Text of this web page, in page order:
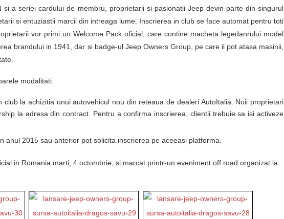
si a seriei cardului de membru, proprietarii si pasionatii Jeep devin parte din singurul
si entuziastii marcii din intreaga lume. Inscrierea in club se face automat pentru toti
vor primi un Welcome Pack oficial, care contine macheta legedanrului model
brandului in 1941, dar si badge-ul Jeep Owners Group, pe care il pot atasa masinii,
modalitati:
club la achizitia unui autovehicul nou din reteaua de dealeri AutoItalia. Noii proprietari
la adresa din contract. Pentru a confirma inscrierea, clientii trebuie sa isi activeze
anul 2015 sau anterior pot solicita inscrierea pe aceeasi platforma.
in Romania marti, 4 octombrie, si marcat printr-un eveniment off road organizat la